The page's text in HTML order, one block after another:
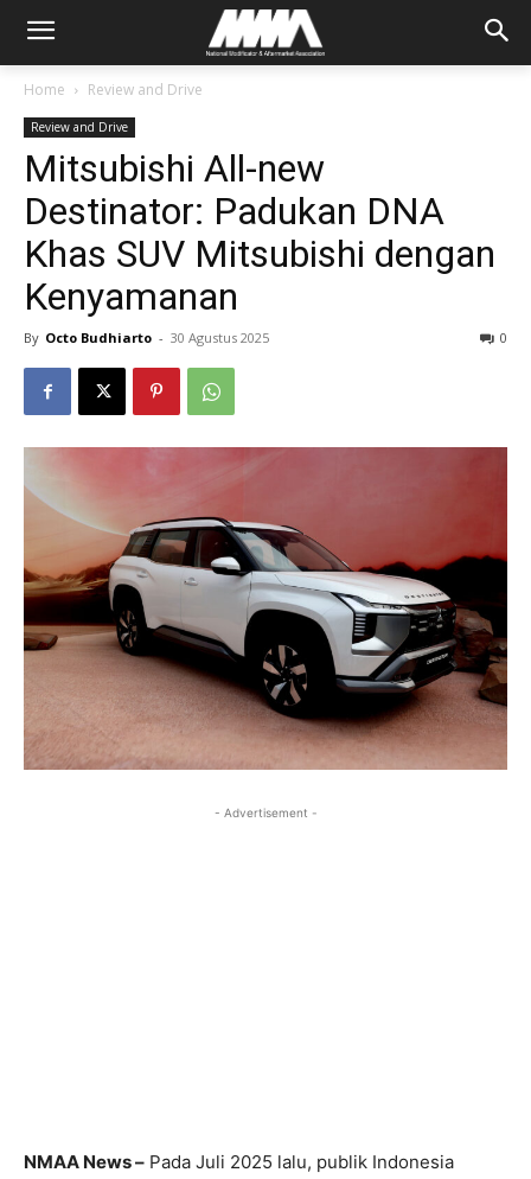
Home Review and Drive
Review and Drive
Mitsubishi All-new
Destinator: Padukan DNA
Khas SUV Mitsubishi dengan
Kenyamanan
By Octo Budhiarto - 30 Agustus 2025 0
- Advertisement -
NMAA News – Pada Juli 2025 lalu, publik Indonesia